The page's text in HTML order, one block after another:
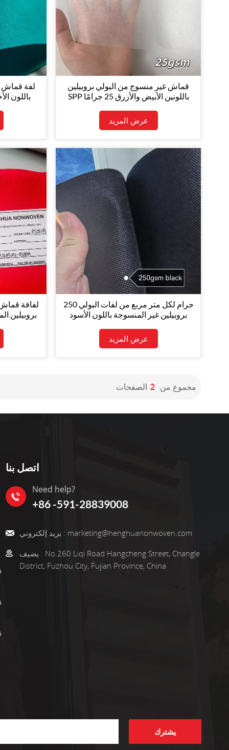
لفة قماش
قماش غير منسوج من البولي بروبيلين
SPP باللونين الأبيض والأزرق 25 جرامًا
الطبقة الأولى/الثالثة
عرض المزيد
لفافة
بروبيلين
250 جرام لكل متر مربع من لفات البولي
بروبيلين غير المنسوجة باللون الأسود
عرض المزيد
مجموع من 2 الصفحات
اتصل بنا
Need help?
+86 -591-28839008
بريد إلكتروني : marketing@henghuanonwoven.com
يضيف : No.260 Liqi Road Hangcheng Street, Changle
District, Fuzhou City, Fujian Province, China
يشترك